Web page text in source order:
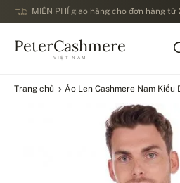
MIỄN PHÍ giao hàng cho đơn hàng
PeterCashmere
VIỆT NAM
Trang chủ Áo Len Cashmere Nam Kiểu